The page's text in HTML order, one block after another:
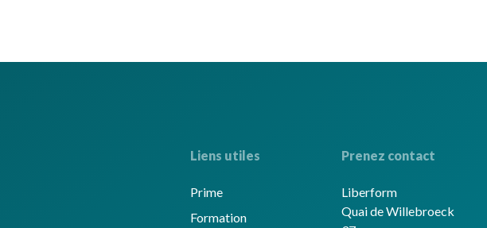
Liens utiles
Prime
Formation
Prenez contact
Liberform
Quai de Willebroeck